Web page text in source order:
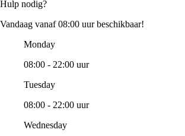
Hulp nodig?
Vandaag vanaf 08:00 uur beschikbaar!
Monday
08:00 - 22:00 uur
Tuesday
08:00 - 22:00 uur
Wednesday